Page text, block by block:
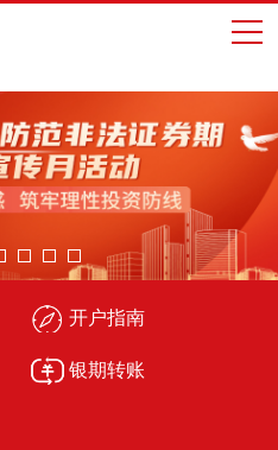
开户指南
银期转账